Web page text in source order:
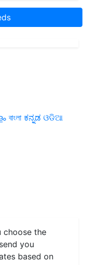
বাংলা ಕನ್ನಡ ଓଡିଆ
choose the
you
based on